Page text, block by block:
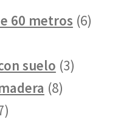
60 metros 66
suelo 33
88
7